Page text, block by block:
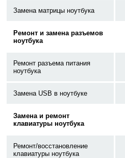
Замена матрицы ноутбука
Ремонт и замена разъемов
ноутбука
Ремонт разъема питания
ноутбука
Замена USB в ноутбуке
Замена и ремонт
клавиатуры ноутбука
Ремонт/восстановление
клавиатуры ноутбука